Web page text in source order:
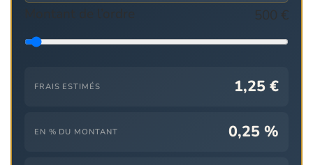
Montant de l’ordre 500 €
FRAIS ESTIMÉS 1,25 €
EN % DU MONTANT 0,25 %